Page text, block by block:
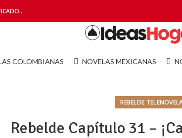
COLOMBIANAS NOVELAS MEXICANAS
REBELDE
Rebelde Capítulo 31 –